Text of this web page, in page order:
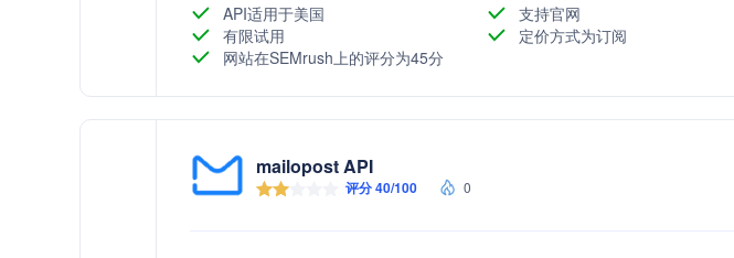
API适用于美国
支持官网
有限试用
定价方式为订阅
网站在SEMrush上的评分为45分
mailopost API
评分 40/100 0